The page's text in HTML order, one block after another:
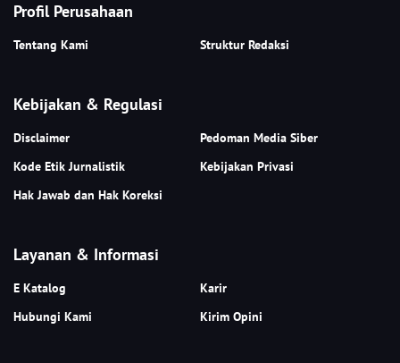
Profil Perusahaan
Tentang Kami Struktur Redaksi
Kebijakan & Regulasi
Disclaimer
Pedoman Media Siber
Kode Etik Jurnalistik
Kebijakan Privasi
Hak Jawab dan Hak Koreksi
Layanan & Informasi
E Katalog
Karir
Hubungi Kami
Kirim Opini